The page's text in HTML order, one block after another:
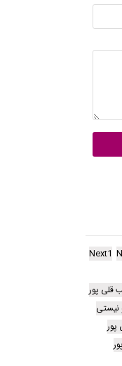
Next1
قلی پور
نیستی
پور